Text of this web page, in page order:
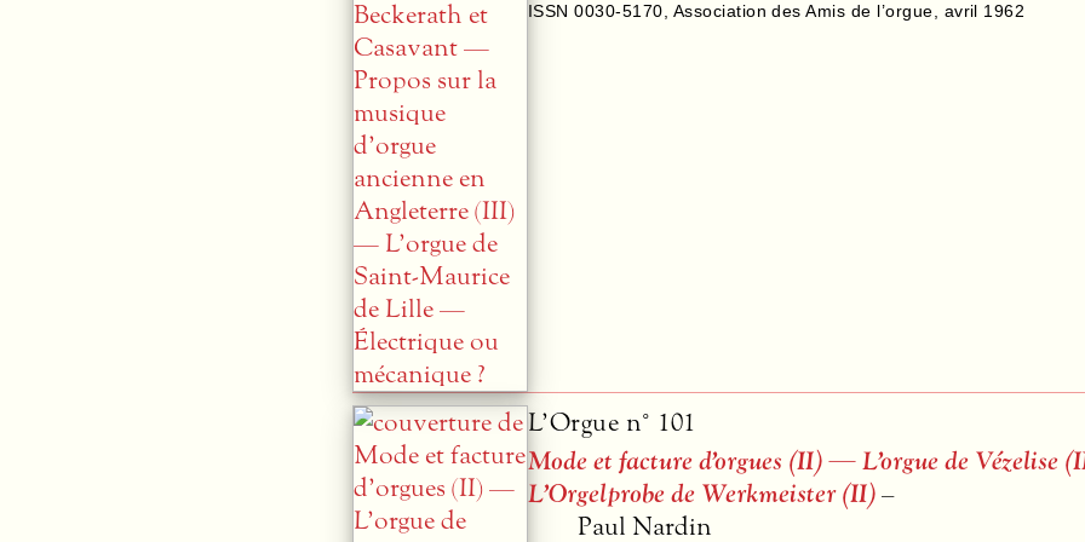
ISSN 0030-5170 Association des Amis de l’orgue avril 1962
L’Orgue n° 101
Mode et facture d’orgues (II) — L’orgue de
L’Orgelprobe de Werkmeister (II)–
Paul Nardin